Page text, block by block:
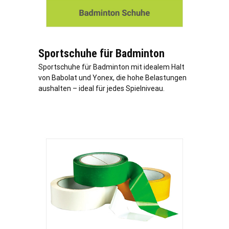
Sportschuhe für Badminton
Sportschuhe für Badminton mit idealem Halt
von Babolat und Yonex, die hohe Belastungen
aushalten – ideal für jedes Spielniveau.